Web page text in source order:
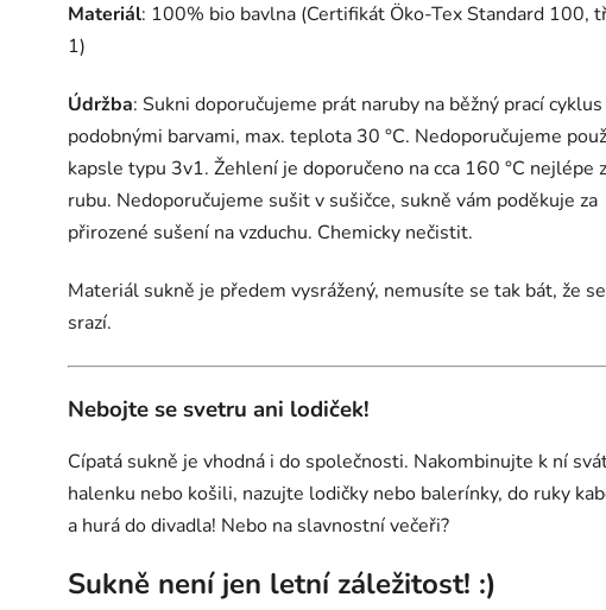
Materiál: 100% bio bavlna (Certifikát Öko-Tex Standard 100,
1)
Údržba: Sukni doporučujeme prát naruby na běžný prací cyklus
podobnými barvami, max. teplota 30 °C. Nedoporučujeme
kapsle typu 3v1. Žehlení je doporučeno na cca 160 °C nejlépe z
rubu. Nedoporučujeme sušit v sušičce, sukně vám poděkuje za
přirozené sušení na vzduchu. Chemicky nečistit.
Materiál sukně je předem vysrážený, nemusíte se tak bát, že se
srazí.
Nebojte se svetru ani lodiček!
Cípatá sukně je vhodná i do společnosti. Nakombinujte k ní
halenku nebo košili, nazujte lodičky nebo balerínky, do ruky
a hurá do divadla! Nebo na slavnostní večeři?
Sukně není jen letní záležitost! :)